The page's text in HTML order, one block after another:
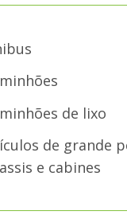
de lixo
de grande
e cabines